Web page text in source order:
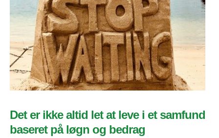
Det er ikke altid let at leve i et samfund
baseret på løgn og bedrag